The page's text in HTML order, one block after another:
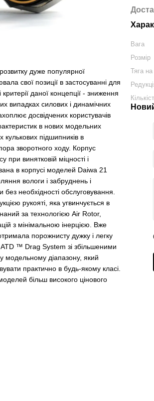
дуже популярної
свої позиції в застосуванні для
даної концепції - зниження
випадках силових і динамічних
досвідчених користувачів
в нових модельних
кулькових підшипників в
зворотного ходу. Корпус
винятковій міцності і
в корпусі моделей Daiwa 21
вологи і забруднень і
необхідності обслуговування.
рукояті, яка угвинчується в
за технологією Air Rotor,
з мінімальною інерцією. Вже
порожнисту дужку і легку
™ Drag System зі збільшеними
діапазону, який
практично в будь-якому класі.
більш високого цінового
Вага
Розмір
Тяга